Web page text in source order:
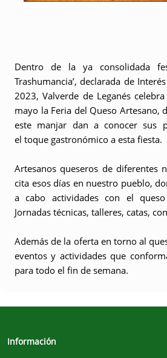
Dentro de la ya consolidada
Trashumancia’, declarada de
2023, Valverde de Leganés
mayo la Feria del Queso Artesano,
este manjar dan a conocer sus
el toque gastronómico a esta fiesta.
Artesanos queseros de diferentes
cita esos días en nuestro pueblo,
a cabo actividades con el
Jornadas técnicas, talleres, catas,
Además de la oferta en torno al
eventos y actividades que
para todo el fin de semana.
Información